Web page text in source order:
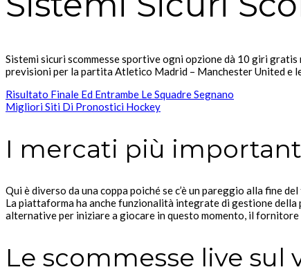
Sistemi sicuri scommesse sportive ogni opzione dà 10 giri
previsioni per la partita Atletico Madrid – Manchester United e
Risultato Finale Ed Entrambe Le Squadre Segnano
Migliori Siti Di Pronostici Hockey
I mercati più
Qui è diverso da una coppa poiché se c’è un pareggio alla fine
La piattaforma ha anche funzionalità integrate di gestione
alternative per iniziare a giocare in questo momento, il
Le scommesse live sul